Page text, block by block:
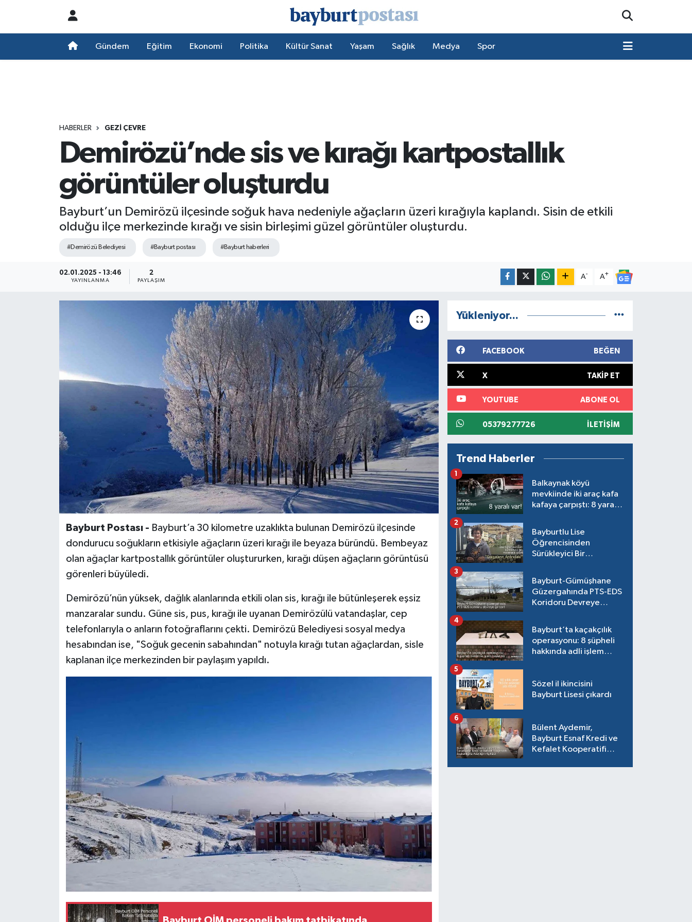
Gündem Eğitim Ekonomi Politika Kültür Sanat Yaşam Sağlık Medya Spor
HABERLER GEZI ÇEVRE
Demirözü’nde sis ve kırağı kartpostallık
görüntüler oluşturdu
Bayburt’un Demirözü ilçesinde soğuk hava nedeniyle ağaçların üzeri kırağıyla kaplandı. Sisin de etkili
olduğu ilçe merkezinde kırağı ve sisin birleşimi güzel görüntüler oluşturdu.
#Demirözü Belediyesi #Bayburt postası #Bayburt haberleri
02.01.2025 - 13:46
YAYINLANMA
2
PAYLAŞIM
A- A+
Bayburt Postası - Bayburt’a 30 kilometre uzaklıkta bulunan Demirözü ilçesinde
dondurucu soğukların etkisiyle ağaçların üzeri kırağı ile beyaza büründü. Bembeyaz
olan ağaçlar kartpostallık görüntüler oluştururken, kırağı düşen ağaçların görüntüsü
görenleri büyüledi.
Demirözü’nün yüksek, dağlık alanlarında etkili olan sis, kırağı ile bütünleşerek eşsiz
manzaralar sundu. Güne sis, pus, kırağı ile uyanan Demirözülü vatandaşlar, cep
telefonlarıyla o anların fotoğraflarını çekti. Demirözü Belediyesi sosyal medya
hesabından ise, "Soğuk gecenin sabahından" notuyla kırağı tutan ağaçlardan, sisle
kaplanan ilçe merkezinden bir paylaşım yapıldı.
Yükleniyor...
FACEBOOK BEĞEN
X TAKIP ET
YOUTUBE ABONE OL
05379277726 İLETIŞIM
Trend Haberler
Balkaynak köyü
mevkiinde iki araç kafa
kafaya çarpıştı: 8 yaralı
1
Bayburtlu Lise
Öğrencisinden
Sürükleyici Bir
2
Bayburt-Gümüşhane
Güzergahında PTS-EDS
Koridoru Devreye
3
Bayburt’ta kaçakçılık
operasyonu: 8 şüpheli
hakkında adli işlem
4
Sözel il ikincisini
Bayburt Lisesi çıkardı
5
Bülent Aydemir,
Bayburt Esnaf Kredi ve
Kefalet Kooperatifi
6
Süper Lig Puan Durumu ve Fikstür
Son Dakika Haberleri
Haber Arşivi